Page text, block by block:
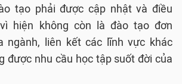
tạo phải được cập nhật và điều
hiện không còn là đào tạo đơn
ngành, liên kết các lĩnh vực khác
được nhu cầu học tập suốt đời của